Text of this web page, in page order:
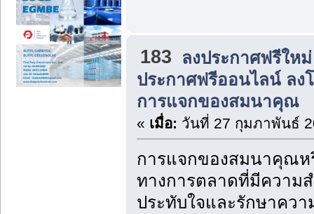
183
ลงประกาศฟรีให
ประกาศฟรีออนไลน์ ล
การแจกของสมนาคุณ
« เมื่อ: วันที่ 27 กุมภาพันธ์
การแจกของสมนาคุณห
ทางการตลาดที่มีความ
ประทับใจและรักษาคว